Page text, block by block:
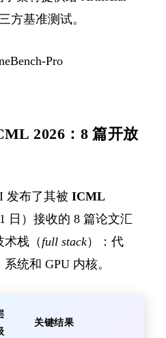
方基准测试。
Pro
2026：8 篇开放
发布了其被 ICML
日）接收的 8 篇论文汇
术栈（ full stack）：代
统和 GPU 内核。
关键结果